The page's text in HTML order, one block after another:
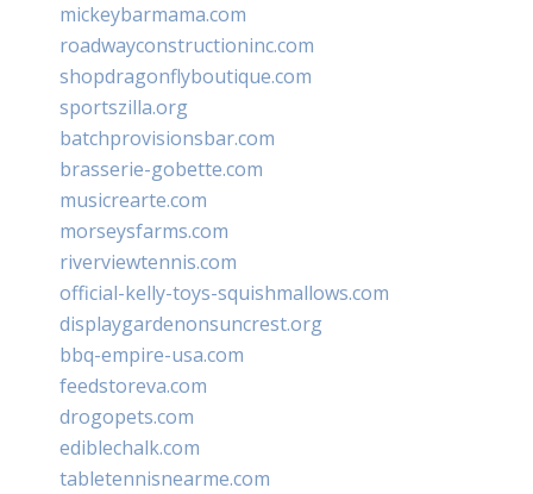
mickeybarmama.com
roadwayconstructioninc.com
shopdragonflyboutique.com
sportszilla.org
batchprovisionsbar.com
brasserie-gobette.com
musicrearte.com
morseysfarms.com
riverviewtennis.com
official-kelly-toys-squishmallows.com
displaygardenonsuncrest.org
bbq-empire-usa.com
feedstoreva.com
drogopets.com
ediblechalk.com
tabletennisnearme.com